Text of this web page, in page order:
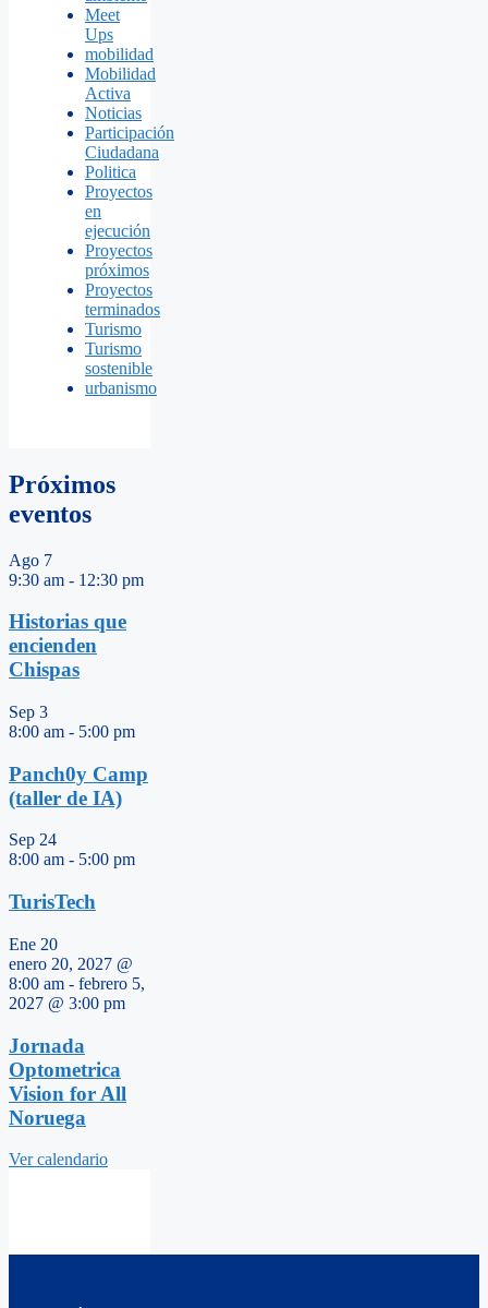
Meet
Ups
mobilidad
Mobilidad
Activa
Noticias
Participación
Ciudadana
Politica
Proyectos
en
ejecución
Proyectos
próximos
Proyectos
terminados
Turismo
Turismo
sostenible
urbanismo
Próximos
eventos
Ago 7
9:30 am - 12:30 pm
Historias que
encienden
Chispas
Sep 3
8:00 am - 5:00 pm
Panch0y Camp
(taller de IA)
Sep 24
8:00 am - 5:00 pm
TurisTech
Ene 20
enero 20, 2027 @
8:00 am - febrero 5,
2027 @ 3:00 pm
Jornada
Optometrica
Vision for All
Noruega
Ver calendario